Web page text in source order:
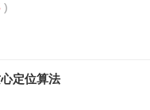
)
定位算法